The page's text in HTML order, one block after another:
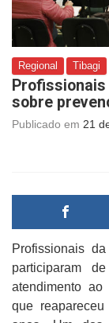
Regional Tibagi
sobre
Publicado em 21
Profissionais
participaram
atendimento ao
que